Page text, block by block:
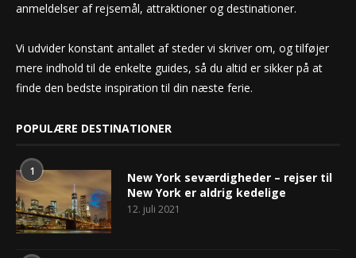
anmeldelser af rejsemål, attraktioner og destinationer.
Vi udvider konstant antallet af steder vi skriver om, og tilføjer
mere indhold til de enkelte guides, så du altid er sikker på at
finde den bedste inspiration til din næste ferie.
POPULÆRE DESTINATIONER
1
New York seværdigheder – rejser til
New York er aldrig kedelige
12. juli 2021